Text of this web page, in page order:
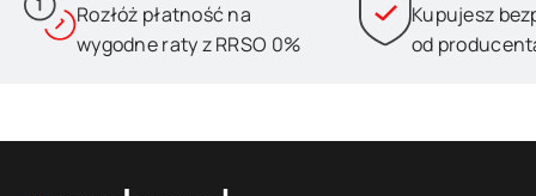
Rozłóż płatność na
wygodne raty z RRSO 0%
Kupujesz
od